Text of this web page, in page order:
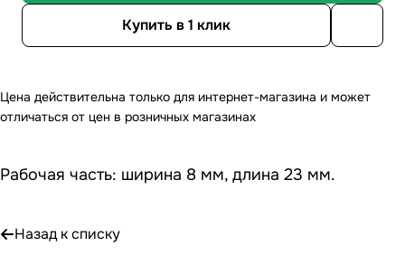
Купить в 1 клик
Цена действительна только для интернет-магазина и может
отличаться от цен в розничных магазинах
Рабочая часть: ширина 8 мм, длина 23 мм.
Назад к списку